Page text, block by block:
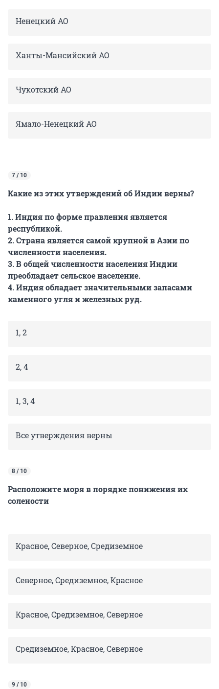
Ненецкий АО
Ханты-Мансийский АО
Чукотский АО
Ямало-Ненецкий АО
7 / 10
Какие из этих утверждений об Индии верны?
1. Индия по форме правления является
республикой.
2. Страна является самой крупной в Азии по
численности населения.
3. В общей численности населения Индии
преобладает сельское население.
4. Индия обладает значительными запасами
каменного угля и железных руд.
1, 2
2, 4
1, 3, 4
Все утверждения верны
8 / 10
Расположите моря в порядке понижения их
солености
Красное, Северное, Средиземное
Северное, Средиземное, Красное
Красное, Средиземное, Северное
Средиземное, Красное, Северное
9 / 10